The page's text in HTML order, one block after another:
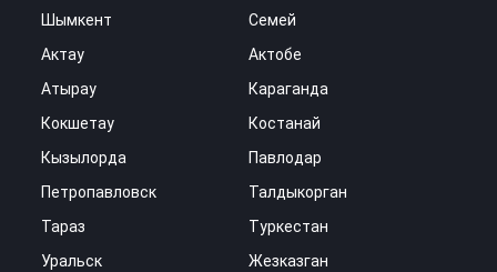
Шымкент
Семей
Актау
Актобе
Атырау
Караганда
Кокшетау
Костанай
Кызылорда
Павлодар
Петропавловск
Талдыкорган
Тараз
Туркестан
Уральск
Жезказган